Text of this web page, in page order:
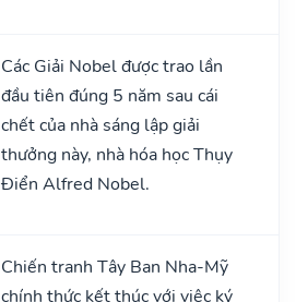
Các Giải Nobel được trao lần
đầu tiên đúng 5 năm sau cái
chết của nhà sáng lập giải
thưởng này, nhà hóa học Thụy
Điển Alfred Nobel.
Chiến tranh Tây Ban Nha-Mỹ
chính thức kết thúc với việc ký